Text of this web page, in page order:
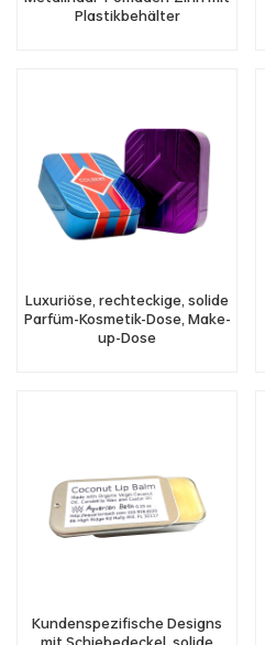
Plastikbehälter
Luxuriöse, rechteckige, solide
Parfüm-Kosmetik-Dose, Make-
up-Dose
Kundenspezifische Designs